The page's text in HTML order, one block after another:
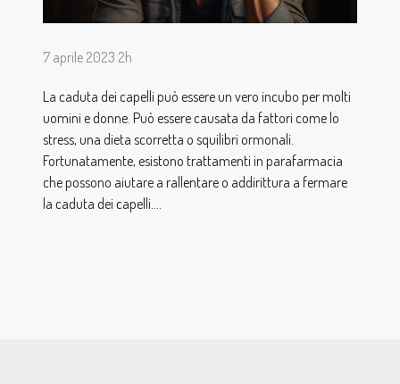
7 aprile 2023 2h
La caduta dei capelli può essere un vero incubo per molti
uomini e donne. Può essere causata da fattori come lo
stress, una dieta scorretta o squilibri ormonali.
Fortunatamente, esistono trattamenti in parafarmacia
che possono aiutare a rallentare o addirittura a fermare
la caduta dei capelli....